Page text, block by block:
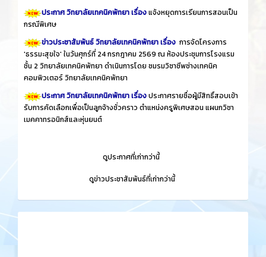
ประกาศ วิทยาลัยเทคนิคพัทยา เรื่องแจ้งหยุดการเรียนการสอนเป็น
กรณีพิเศษ
ข่าวประชาสัมพันธ์ วิทยาลัยเทคนิคพัทยา เรื่อง การจัดโครงการ
'ธรรมะสุขใจ' ในวันศุกร์ที่ 24 กรกฎาคม 2569 ณ ห้องประชุมการโรงแรม
ชั้น 2 วิทยาลัยเทคนิคพัทยา ดำเนินการโดย ชมรมวิชาชีพช่างเทคนิค
คอมพิวเตอร์ วิทยาลัยเทคนิคพัทยา
ประกาศ วิทยาลัยเทคนิคพัทยา เรื่องประกาศรายชื่อผู้มีสิทธิ์สอบเข้า
รับการคัดเลือกเพื่อเป็นลูกจ้างชั่วคราว ตำแหน่งครูพิเศษสอน แผนกวิชา
เมคคาทรอนิกส์และหุ่นยนต์
ดูประกาศที่เก่ากว่านี้
ดูข่าวประชาสัมพันธ์ที่เก่ากว่านี้